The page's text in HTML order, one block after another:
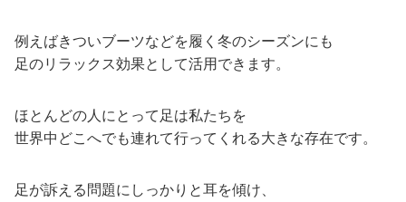
例えばきついブーツなどを履く冬のシーズンにも
足のリラックス効果として活用できます。
ほとんどの人にとって足は私たちを
世界中どこへでも連れて行ってくれる大きな存在です。
足が訴える問題にしっかりと耳を傾け、